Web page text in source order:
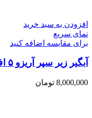
افزودن به سبد خرید
نمای سریع
برای مقایسه اضافه کنید
آبگیر زیر سپر آریزو ۵ اف ال ARRIZO 5 FL
8,000,000 تومان